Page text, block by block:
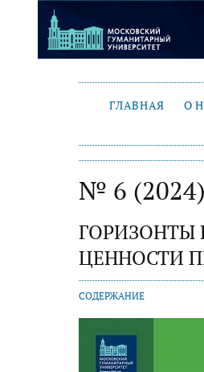
ГЛАВНАЯ О
№ 6 (2024)
ГОРИЗОНТЫ
ЦЕННОСТИ
СОДЕРЖАНИЕ